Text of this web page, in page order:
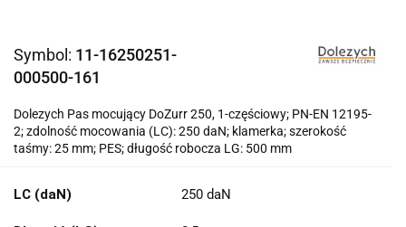
Symbol: 11-16250251-
000500-161
Dolezych Pas mocujący DoZurr 250, 1-częściowy; PN-EN 12195-
2; zdolność mocowania (LC): 250 daN; klamerka; szerokość
taśmy: 25 mm; PES; długość robocza LG: 500 mm
LC (daN) 250 daN